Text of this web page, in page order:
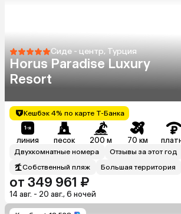
Сиде - центр, Турция
Horus Paradise Luxury
Resort
Кешбэк 4% по карте Т-Банка
линия песок 200 м 70 км
Двухкомнатные номера
Отзывы за этот год
Собственный пляж
Большая территория
от 349 961 ₽
14 авг. - 20 авг., 6 ночей